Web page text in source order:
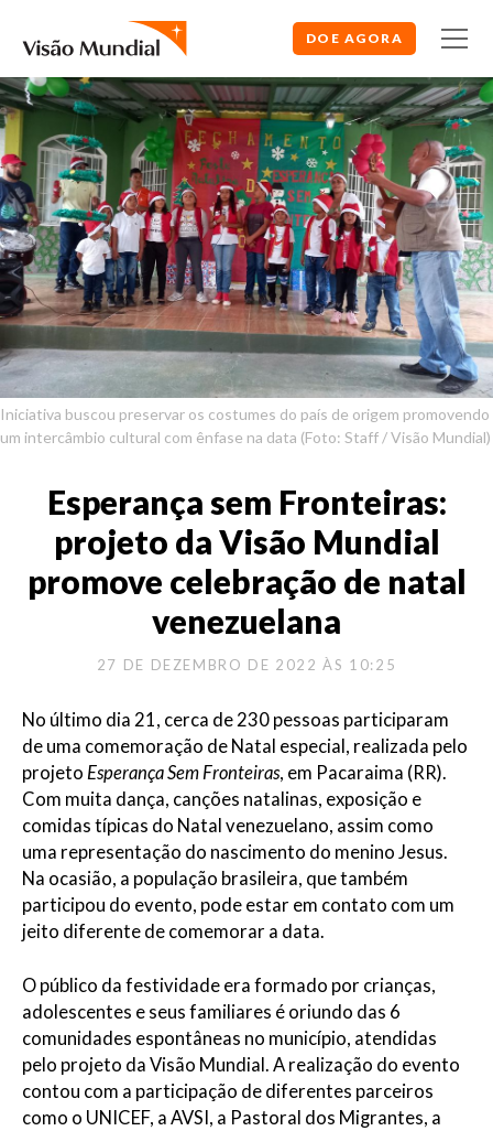
DOE AGORA
Iniciativa buscou preservar os costumes do país de origem promovendo
um intercâmbio cultural com ênfase na data (Foto: Staff / Visão Mundial)
Esperança sem Fronteiras:
projeto da Visão Mundial
promove celebração de natal
venezuelana
27 DE DEZEMBRO DE 2022 ÀS 10:25
No último dia 21, cerca de 230 pessoas participaram
de uma comemoração de Natal especial, realizada pelo
projeto Esperança Sem Fronteiras, em Pacaraima (RR).
Com muita dança, canções natalinas, exposição e
comidas típicas do Natal venezuelano, assim como
uma representação do nascimento do menino Jesus.
Na ocasião, a população brasileira, que também
participou do evento, pode estar em contato com um
jeito diferente de comemorar a data.
O público da festividade era formado por crianças,
adolescentes e seus familiares é oriundo das 6
comunidades espontâneas no município, atendidas
pelo projeto da Visão Mundial. A realização do evento
contou com a participação de diferentes parceiros
como o UNICEF, a AVSI, a Pastoral dos Migrantes, a